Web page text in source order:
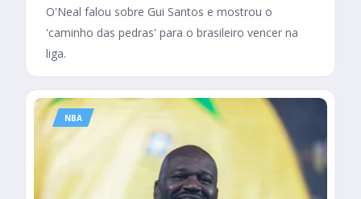
O'Neal falou sobre Gui Santos e mostrou o
'caminho das pedras' para o brasileiro vencer na
liga.
NBA